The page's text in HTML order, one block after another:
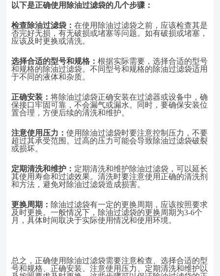
以下是正确使用除油过滤袋的几个步骤：
检查除油过滤袋：在使用除油过滤袋之前，应该检查其是
否完好无损，有无破损或堵塞等问题。如有破损或堵塞，
应该及时更换或清洗。
选择合适的型号和规格：根据实际需要，选择合适的型号
和规格的除油过滤袋。不同型号和规格的除油过滤袋适用
于不同的液体和杂质。
正确安装：将除油过滤袋正确安装在过滤器或设备中，确
保接口牢固可靠，不会漏气或漏水。同时，要确保安装位
置合理，方便后续的清洗和维护。
注意使用压力：使用除油过滤袋时要注意控制压力，不要
超过其承受范围。过高的压力可能会导致除油过滤袋破裂
或损坏。
定期清洗和维护： 定期清洗和维护除油过滤袋，可以延长
其使用寿命和过滤效果。清洗时要注意使用正确的清洗剂
和方法，避免对除油过滤袋造成损害。
更换周期： 除油过滤袋有一定的更换周期，应该按照要求
及时更换。一般情况下，除油过滤袋的更换周期为3-6个
月，具体时间取决于实际使用情况和使用环境。
总之，正确使用除油过滤袋需要注意检查、选择合适的型
号和规格、正确安装、注意使用压力、定期清洗和维护以